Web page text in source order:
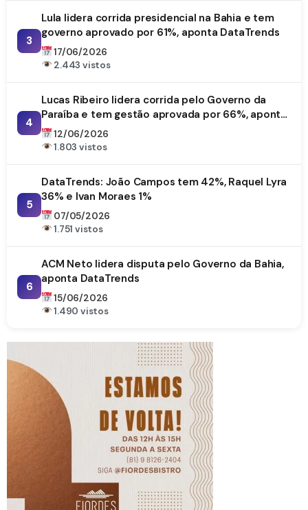
3
Lula lidera corrida presidencial na Bahia e tem
governo aprovado por 61%, aponta DataTrends
17/06/2026
2.443 vistos
4
Lucas Ribeiro lidera corrida pelo Governo da
Paraíba e tem gestão aprovada por 66%, aponta
DataTrends
12/06/2026
1.803 vistos
5
DataTrends: João Campos tem 42%, Raquel Lyra
36% e Ivan Moraes 1%
07/05/2026
1.751 vistos
6
ACM Neto lidera disputa pelo Governo da Bahia,
aponta DataTrends
15/06/2026
1.490 vistos